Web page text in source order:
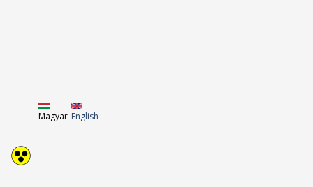
Magyar English